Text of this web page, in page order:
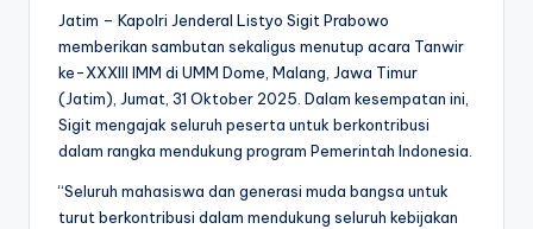
Jatim – Kapolri Jenderal Listyo Sigit Prabowo
memberikan sambutan sekaligus menutup acara Tanwir
ke-XXXIII IMM di UMM Dome, Malang, Jawa Timur
(Jatim), Jumat, 31 Oktober 2025. Dalam kesempatan ini,
Sigit mengajak seluruh peserta untuk berkontribusi
dalam rangka mendukung program Pemerintah Indonesia.
“Seluruh mahasiswa dan generasi muda bangsa untuk
turut berkontribusi dalam mendukung seluruh kebijakan